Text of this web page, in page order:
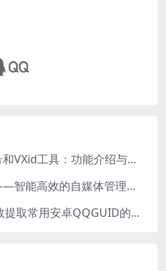
微信提取群成员微信号和VXid工具：功能介绍与使用指南
虎鲸微头条发布软件——智能高效的自媒体管理工具
QQ安卓提GUID：高效提取常用安卓QQGUID的新工具